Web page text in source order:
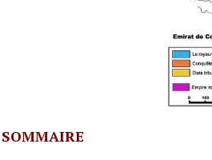
SOMMAIRE